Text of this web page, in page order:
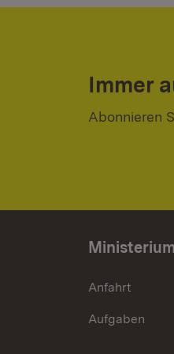
Immer
Abonnieren
Ministerium
Anfahrt
Aufgaben